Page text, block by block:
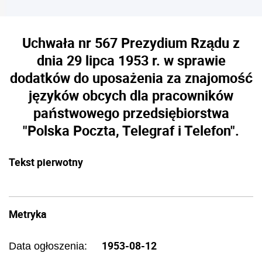
Uchwała nr 567 Prezydium Rządu z
dnia 29 lipca 1953 r. w sprawie
dodatków do uposażenia za znajomość
języków obcych dla pracowników
państwowego przedsiębiorstwa
"Polska Poczta, Telegraf i Telefon".
Tekst pierwotny
Metryka
Data ogłoszenia: 1953-08-12